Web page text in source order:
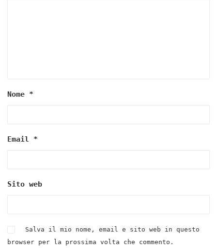
Nome *
Email *
Sito web
Salva il mio nome, email e sito web in questo
browser per la prossima volta che commento.